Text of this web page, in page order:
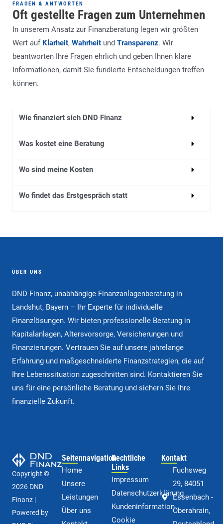
FRAGEN & ANTWORTEN
Oft gestellte Fragen zum Unternehmen
In unserem Ansatz zur Finanzberatung legen wir größten
Wert auf Klarheit, Wahrheit und Transparenz. Wir
beantworten Ihre Fragen ehrlich und geben Ihnen klare
Informationen, damit Sie fundierte Entscheidungen treffen
können.
Wie finanziert sich DND Finanz
Was kostet eine Beratung
Wo sind meine Kosten
Wo findet das Erstgespräch statt
ÜBER UNS
DND Finanz, unabhängige Finanzanlagenberatung in
Landshut, Bayern – Ihr Experte für individuelle
Finanzlösungen. Wir bieten professionelle Beratung in
Kapitalanlagen, Altersvorsorge, Versicherungen und
Finanzierungen. Vertrauen Sie auf unsere jahrelange
Erfahrung und maßgeschneiderte Finanzstrategien, die auf
Ihre Lebenssituation zugeschnitten sind. Kontaktieren Sie
uns für eine persönliche Beratung und sichern Sie Ihre
finanzielle Zukunft.
Copyright ©
2026 DND
Finanz |
Powered by
Seitennavigation
Home
Unsere
Leistungen
Über uns
Rechtliche
Links
Impressum
Datenschutzerklärung
Kundeninformation
Cookie
Kontakt
Fuchsweg
29, 84051
Essenbach -
Oberahrain,